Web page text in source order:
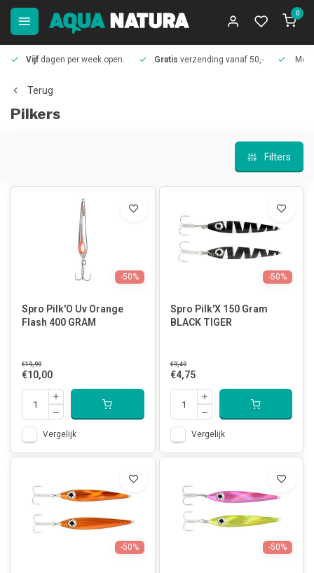
0
Vijf dagen per week open. Gratis verzending vanaf 50,-
Terug
Pilkers
Filters
-50%
Spro Pilk'O Uv Orange
Flash 400 GRAM
€19,99
€10,00
Vergelijk
-50%
Spro Pilk'X 150 Gram
BLACK TIGER
€9,49
€4,75
Vergelijk
-50% -50%